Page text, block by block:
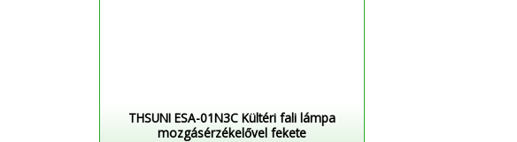
THSUNI ESA-01N3C Kültéri fali lámpa
mozgásérzékelővel fekete